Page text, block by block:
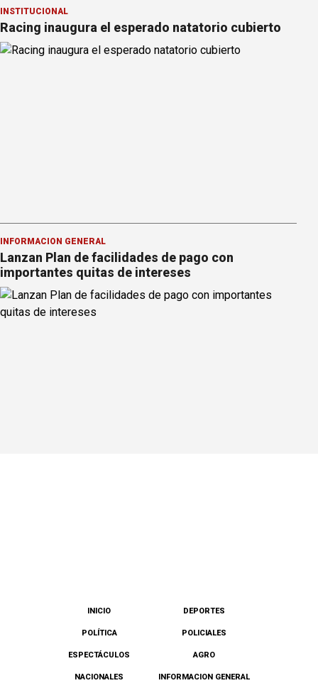
INSTITUCIONAL
Racing inaugura el esperado natatorio cubierto
INFORMACION GENERAL
Lanzan Plan de facilidades de pago con
importantes quitas de intereses
INICIO DEPORTES
POLÍTICA POLICIALES
ESPECTÁCULOS AGRO
NACIONALES INFORMACION GENERAL